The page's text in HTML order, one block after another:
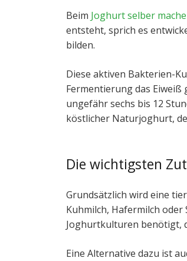
Beim Joghurt selber
entsteht, sprich es
bilden.
Diese aktiven Bakterien-
Fermentierung das
ungefähr sechs bis 12
köstlicher Naturjoghurt,
Die wichtigsten
Grundsätzlich wird eine
Kuhmilch, Hafermilch
Joghurtkulturen benötigt,
Eine Alternative dazu ist